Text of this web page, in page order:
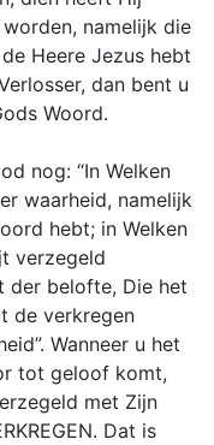
namelijk die
Heere Jezus hebt
dan bent u
Woord.
nog: “In Welken
waarheid, namelijk
hebt; in Welken
verzegeld
der belofte, Die het
de verkregen
Wanneer u het
tot geloof komt,
met Zijn
Dat is